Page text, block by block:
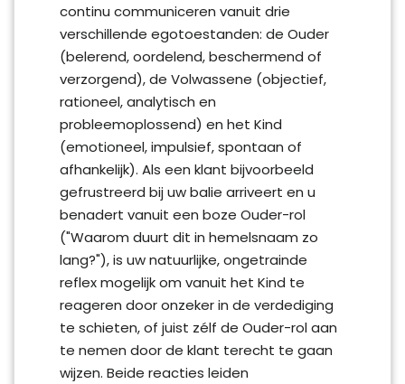
continu communiceren vanuit drie
verschillende egotoestanden: de Ouder
(belerend, oordelend, beschermend of
verzorgend), de Volwassene (objectief,
rationeel, analytisch en
probleemoplossend) en het Kind
(emotioneel, impulsief, spontaan of
afhankelijk). Als een klant bijvoorbeeld
gefrustreerd bij uw balie arriveert en u
benadert vanuit een boze Ouder-rol
("Waarom duurt dit in hemelsnaam zo
lang?"), is uw natuurlijke, ongetrainde
reflex mogelijk om vanuit het Kind te
reageren door onzeker in de verdediging
te schieten, of juist zélf de Ouder-rol aan
te nemen door de klant terecht te gaan
wijzen. Beide reacties leiden